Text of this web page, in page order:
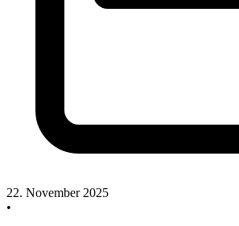
22. November 2025
•